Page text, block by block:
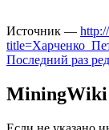
Источник —
Последний раз
MiningWiki